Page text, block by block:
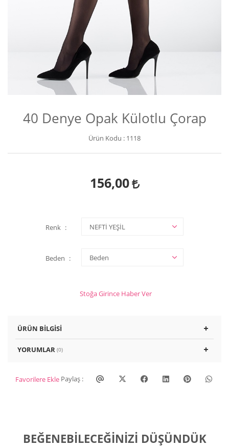
40 Denye Opak Külotlu Çorap
Ürün Kodu : 1118
156,00
Renk
Beden
Stoğa Girince Haber Ver
ÜRÜN BILGISI
YORUMLAR (0)
Favorilere Ekle Paylaş :
BEĞENEBILECEĞINIZI DÜŞÜNDÜK